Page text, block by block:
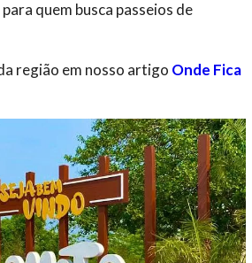
quem busca passeios de
região em nosso artigo Onde Fica